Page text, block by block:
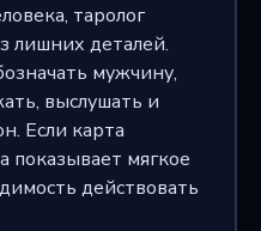
таролог
лишних деталей.
мужчину,
выслушать и
Если карта
показывает мягкое
действовать